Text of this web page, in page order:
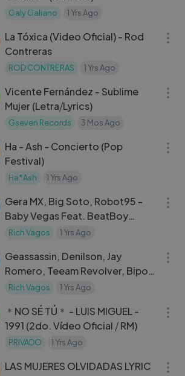
Galy Galiano 1 Yrs Ago
La Tóxica (Video Oficial) - Rod
Contreras
ROD CONTRERAS 1 Yrs Ago
Vicente Fernández - Sublime
Mujer (Letra⧸Lyrics)
Gseven Records 3 Mos Ago
Ha - Ash - Concierto (Pop
Festival)
Ha*Ash 1 Yrs Ago
Gera MX, Big Soto, Robot95 -
Baby Vegas Feat. BeatBoy
(Video Oficial)
Rich Vagos 1 Yrs Ago
Geassassin, Denilson, Jay
Romero, Teeam Revolver, Bipo
Montana - Toda Mi Clic
Rich Vagos 1 Yrs Ago
＊NO SÉ TÚ＊ - LUIS MIGUEL -
1991 (2do. Vídeo Oficial ⧸ RM)
PRIVADO 1 Yrs Ago
LAS MUJERES OLVIDADAS LYRIC